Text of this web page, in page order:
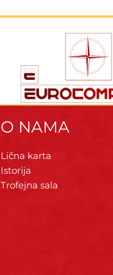
O NAMA
Lična karta
Istorija
Trofejna sala